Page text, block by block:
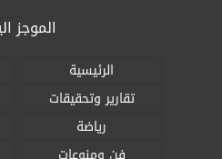
الموجز
الرئيسية
تقارير وتحقيقات
رياضة